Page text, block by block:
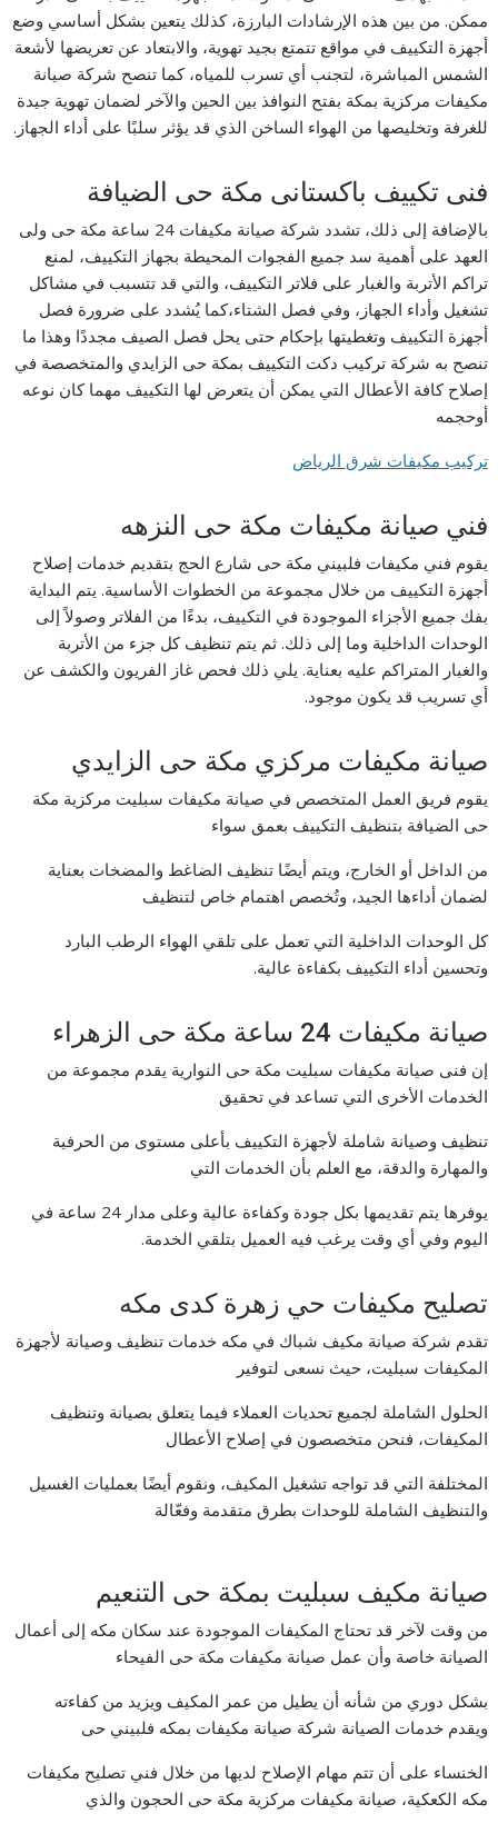
ممكن. من بين هذه الإرشادات البارزة، كذلك يتعين بشكل أساسي وضع
أجهزة التكييف في مواقع تتمتع بجيد تهوية، والابتعاد عن تعريضها لأشعة
الشمس المباشرة، لتجنب أي تسرب للمياه، كما تنصح شركة صيانة
مكيفات مركزية بمكة بفتح النوافذ بين الحين والآخر لضمان تهوية جيدة
للغرفة وتخليصها من الهواء الساخن الذي قد يؤثر سلبًا على أداء الجهاز.
فنى تكييف باكستانى مكة حى الضيافة
بالإضافة إلى ذلك، تشدد شركة صيانة مكيفات 24 ساعة مكة حى ولى
العهد على أهمية سد جميع الفجوات المحيطة بجهاز التكييف، لمنع
تراكم الأتربة والغبار على فلاتر التكييف، والتي قد تتسبب في مشاكل
تشغيل وأداء الجهاز، وفي فصل الشتاء،كما يُشدد على ضرورة فصل
أجهزة التكييف وتغطيتها بإحكام حتى يحل فصل الصيف مجددًا وهذا ما
تنصح به شركة تركيب دكت التكييف بمكة حى الزايدي والمتخصصة في
إصلاح كافة الأعطال التي يمكن أن يتعرض لها التكييف مهما كان نوعه
أوحجمه
تركيب مكيفات شرق الرياض
فني صيانة مكيفات مكة حى النزهه
يقوم فني مكيفات فلبيني مكة حى شارع الحج بتقديم خدمات إصلاح
أجهزة التكييف من خلال مجموعة من الخطوات الأساسية. يتم البداية
بفك جميع الأجزاء الموجودة في التكييف، بدءًا من الفلاتر وصولاً إلى
الوحدات الداخلية وما إلى ذلك. ثم يتم تنظيف كل جزء من الأتربة
والغبار المتراكم عليه بعناية. يلي ذلك فحص غاز الفريون والكشف عن
أي تسريب قد يكون موجود.
صيانة مكيفات مركزي مكة حى الزايدي
يقوم فريق العمل المتخصص في صيانة مكيفات سبليت مركزية مكة
حى الضيافة بتنظيف التكييف بعمق سواء
من الداخل أو الخارج، ويتم أيضًا تنظيف الضاغط والمضخات بعناية
لضمان أداءها الجيد، وتُخصص اهتمام خاص لتنظيف
كل الوحدات الداخلية التي تعمل على تلقي الهواء الرطب البارد
وتحسين أداء التكييف بكفاءة عالية.
صيانة مكيفات 24 ساعة مكة حى الزهراء
إن فنى صيانة مكيفات سبليت مكة حى النوارية يقدم مجموعة من
الخدمات الأخرى التي تساعد في تحقيق
تنظيف وصيانة شاملة لأجهزة التكييف بأعلى مستوى من الحرفية
والمهارة والدقة، مع العلم بأن الخدمات التي
يوفرها يتم تقديمها بكل جودة وكفاءة عالية وعلى مدار 24 ساعة في
اليوم وفي أي وقت يرغب فيه العميل بتلقي الخدمة.
تصليح مكيفات حي زهرة كدى مكه
تقدم شركة صيانة مكيف شباك في مكه خدمات تنظيف وصيانة لأجهزة
المكيفات سبليت، حيث نسعى لتوفير
الحلول الشاملة لجميع تحديات العملاء فيما يتعلق بصيانة وتنظيف
المكيفات، فنحن متخصصون في إصلاح الأعطال
المختلفة التي قد تواجه تشغيل المكيف، ونقوم أيضًا بعمليات الغسيل
والتنظيف الشاملة للوحدات بطرق متقدمة وفعّالة
صيانة مكيف سبليت بمكة حى التنعيم
من وقت لآخر قد تحتاج المكيفات الموجودة عند سكان مكه إلى أعمال
الصيانة خاصة وأن عمل صيانة مكيفات مكة حى الفيحاء
بشكل دوري من شأنه أن يطيل من عمر المكيف ويزيد من كفاءته
ويقدم خدمات الصيانة شركة صيانة مكيفات بمكه فلبيني حى
الخنساء على أن تتم مهام الإصلاح لديها من خلال فني تصليح مكيفات
مكه الكعكية، صيانة مكيفات مركزية مكة حى الحجون والذي